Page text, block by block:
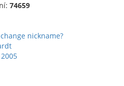
74659
nickname?